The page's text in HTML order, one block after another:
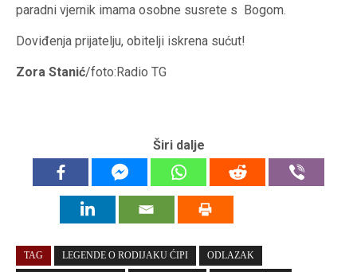
paradni vjernik imama osobne susrete s Bogom.
Doviđenja prijatelju, obitelji iskrena sućut!
Zora Stanić/foto:Radio TG
Širi dalje
TAG LEGENDE O RODIJAKU ĆIPI ODLAZAK